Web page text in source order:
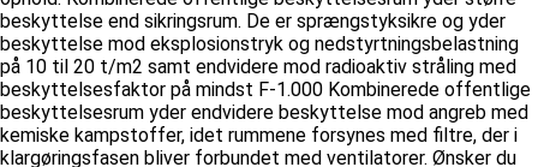
beskyttelse end sikringsrum. De er sprængstyksikre og yder
beskyttelse mod eksplosionstryk og nedstyrtningsbelastning
på 10 til 20 t/m2 samt endvidere mod radioaktiv stråling med
beskyttelsesfaktor på mindst F-1.000 Kombinerede offentlige
beskyttelsesrum yder endvidere beskyttelse mod angreb med
kemiske kampstoffer, idet rummene forsynes med filtre, der i
klargøringsfasen bliver forbundet med ventilatorer. Ønsker du